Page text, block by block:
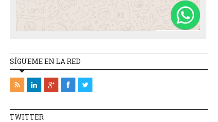
SÍGUEME EN LA RED
TWITTER